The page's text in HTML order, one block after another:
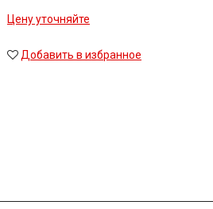
Цену уточняйте
Добавить в избранное